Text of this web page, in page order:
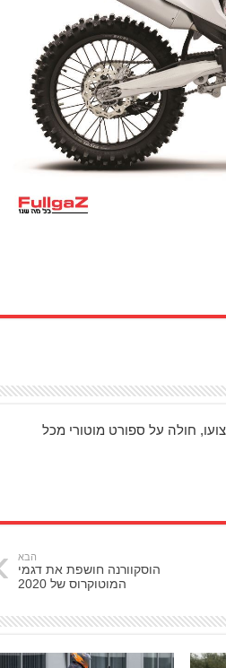
חולה על ספורט מוטורי מכל
הבא
הוסקוורנה חושפת את דגמי
המוטוקרוס של 2020